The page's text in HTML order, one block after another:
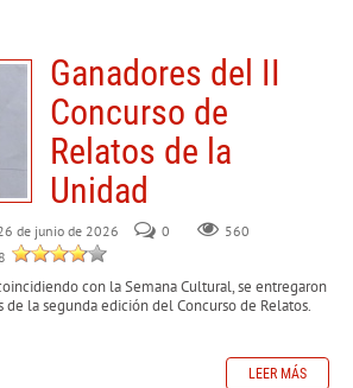
Ganadores del II
Concurso de
Relatos de la
Unidad
de junio de 2026 0
560
con la Semana Cultural, se entregaron
la segunda edición del Concurso de Relatos.
LEER MÁS